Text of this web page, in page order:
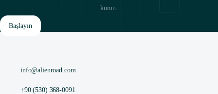
kurun.
Başlayın
info@alienroad.com
+90 (530) 368-0091